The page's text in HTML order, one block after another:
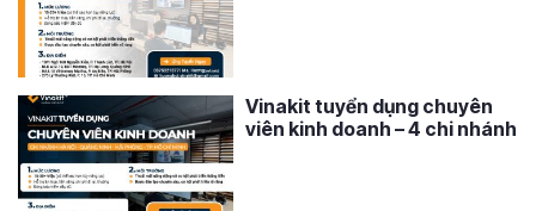
Vinakit tuyển dụng chuyên
viên kinh doanh – 4 chi nhánh